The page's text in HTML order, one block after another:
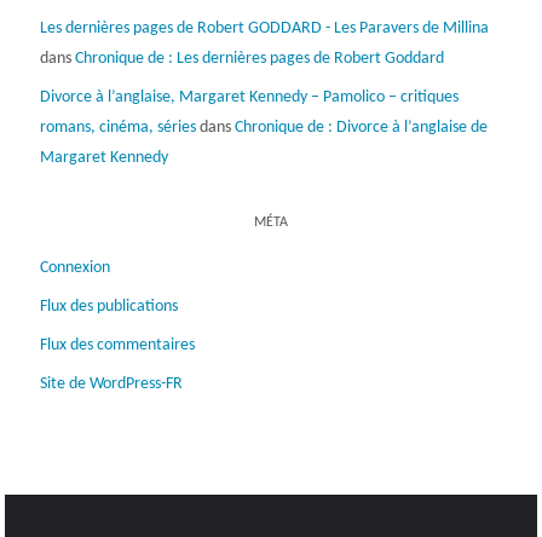
Les dernières pages de Robert GODDARD - Les Paravers de Millina
dans Chronique de : Les dernières pages de Robert Goddard
Divorce à l’anglaise, Margaret Kennedy – Pamolico – critiques
romans, cinéma, sériesdans Chronique de : Divorce à l’anglaise de
Margaret Kennedy
MÉTA
Connexion
Flux des publications
Flux des commentaires
Site de WordPress-FR